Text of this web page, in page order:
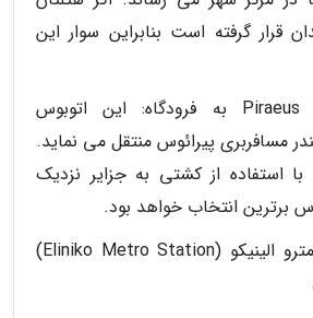
قرار گرفته است بنابراین سوار این
X96: ایستگاه Piraeus به فرودگاه: این اتوبوس
مسافربری پیرائوس منتقل می نماید.
با استفاده از کشتی به جزایر نزدیک
برترین انتخاب خواهد بود.
X97: ایستگاه مترو الینیکو (Eliniko Metro Station)